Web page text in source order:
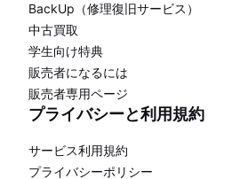
BackUp（修理復旧サービス）
中古買取
学生向け特典
販売者になるには
販売者専用ページ
プライバシーと利用規約
サービス利用規約
プライバシーポリシー